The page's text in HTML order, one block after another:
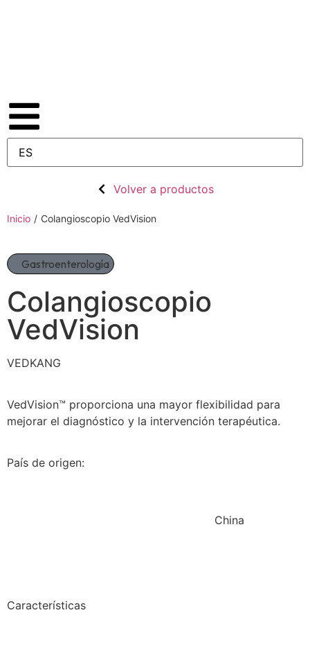
Volver a productos
Inicio / Colangioscopio VedVision
Gastroenterología
Colangioscopio
VedVision
VEDKANG
VedVision™ proporciona una mayor flexibilidad para
mejorar el diagnóstico y la intervención terapéutica.
País de origen:
China
Características